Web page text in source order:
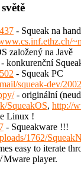
- Squeak na
založený na Javě
- konkurenční
- Squeak PC
squeak-dev/
- originální
SqueakOS, http://
Linux !
- Squeakware !!!
1762/
easy to iterate
player.